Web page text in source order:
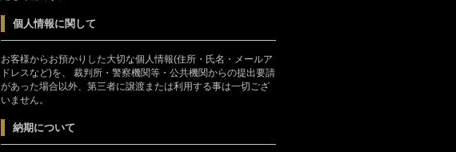
個人情報に関して
お客様からお預かりした大切な個人情報(住所・氏名・メールア
ドレスなど)を、 裁判所・警察機関等・公共機関からの提出要請
があった場合以外、第三者に譲渡または利用する事は一切ござ
いません。
納期について